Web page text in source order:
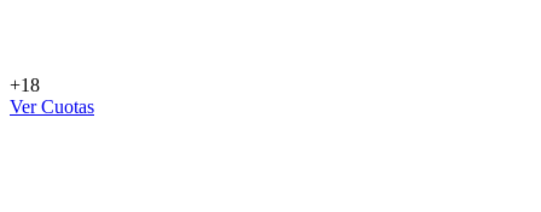
+18
Ver Cuotas